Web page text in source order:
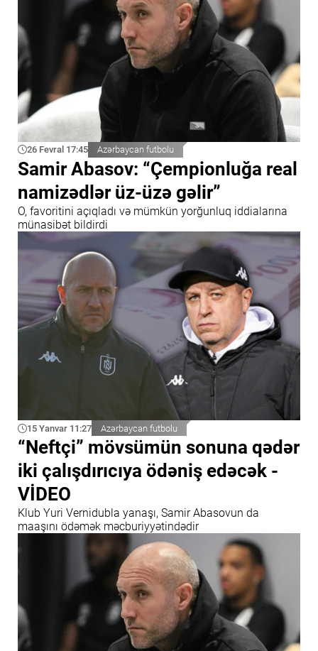
26 Fevral 17:45 Azərbaycan futbolu
Samir Abasov: “Çempionluğa real
namizədlər üz-üzə gəlir”
O, favoritini açıqladı və mümkün yorğunluq iddialarına
münasibət bildirdi
15 Yanvar 11:27 Azərbaycan futbolu
“Neftçi” mövsümün sonuna qədər
iki çalışdırıcıya ödəniş edəcək -
VİDEO
Klub Yuri Vernidubla yanaşı, Samir Abasovun da
maaşını ödəmək məcburiyyətindədir